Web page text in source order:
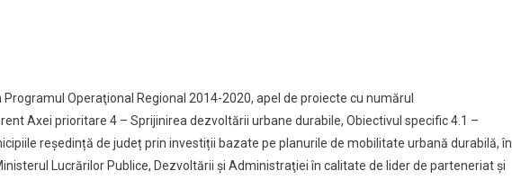
Operaţional Regional 2014-2020, apel de proiecte cu numărul
Axei prioritare 4 – Sprijinirea dezvoltării urbane durabile, Obiectivul specific 4.1 –
reședință de județ prin investiții bazate pe planurile de mobilitate urbană durabilă, în
Lucrărilor Publice, Dezvoltării şi Administraţiei în calitate de lider de parteneriat şi